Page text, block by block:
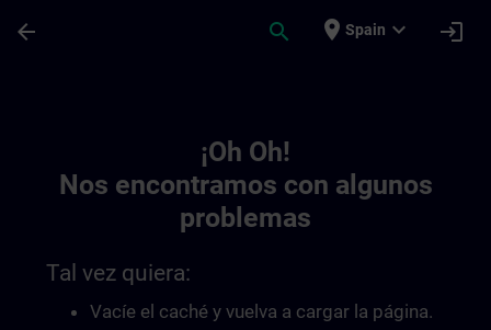
arrow_back search place Spain expand_more login
¡Oh Oh!
Nos encontramos con algunos
problemas
Tal vez quiera:
Vacíe el caché y vuelva a cargar la página.